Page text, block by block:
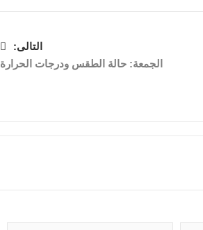
التالى:
الجمعة: حالة الطقس ودرجات الحرارة